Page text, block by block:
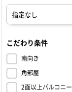
こだわり条件
南向き
角部屋
2面以上バルコニー